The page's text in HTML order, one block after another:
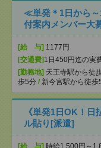
≪単発＊1日から
付案内メンバー大
[給 与] 1177円
[交通費] 1日450円迄の実
[勤務地] 天王寺駅から徒
歩5分 / 新今宮駅から徒歩
《単発1日OK！
ル貼り[派遣]
[給 与] 時給1,500円～